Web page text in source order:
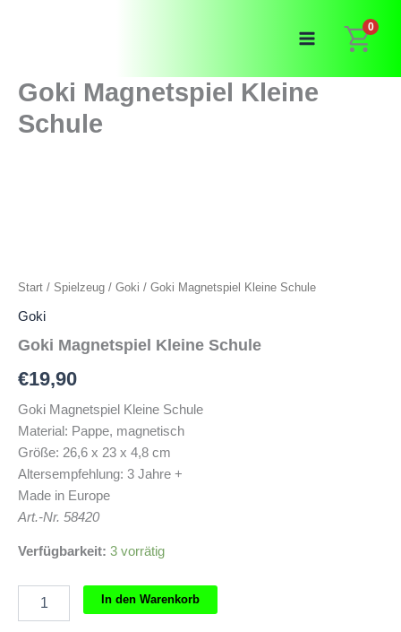
0
Goki Magnetspiel Kleine
Schule
Start / Spielzeug / Goki / Goki Magnetspiel Kleine Schule
Goki
Goki Magnetspiel Kleine Schule
€19,90
Goki Magnetspiel Kleine Schule
Material: Pappe, magnetisch
Größe: 26,6 x 23 x 4,8 cm
Altersempfehlung: 3 Jahre +
Made in Europe
Art.-Nr. 58420
Verfügbarkeit: 3 vorrätig
Magnetspiel
In den Warenkorb